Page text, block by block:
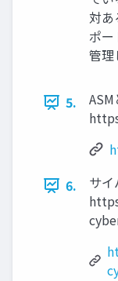
対
ポー
管
5.
6.
サ